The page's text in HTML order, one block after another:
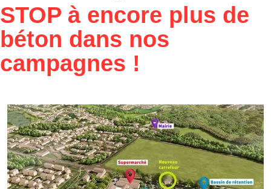
STOP à encore plus de
béton dans nos
campagnes !